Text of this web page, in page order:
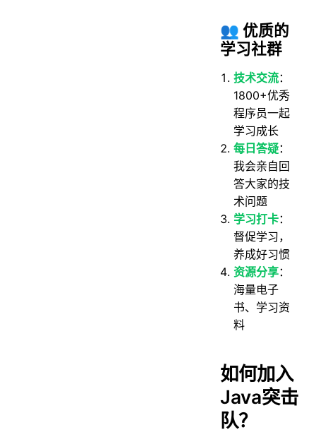
👥 优质的
学习社群
技术交流：
1800+优秀
程序员一起
学习成长
每日答疑：
我会亲自回
答大家的技
术问题
学习打卡：
督促学习，
养成好习惯
资源分享：
海量电子
书、学习资
料
如何加入
Java突击
队？